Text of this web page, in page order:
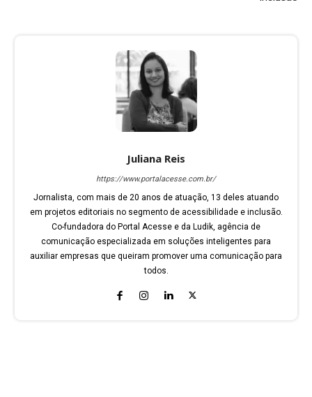
Juliana Reis
https://www.portalacesse.com.br/
Jornalista, com mais de 20 anos de atuação, 13 deles atuando
em projetos editoriais no segmento de acessibilidade e inclusão.
Co-fundadora do Portal Acesse e da Ludik, agência de
comunicação especializada em soluções inteligentes para
auxiliar empresas que queiram promover uma comunicação para
todos.